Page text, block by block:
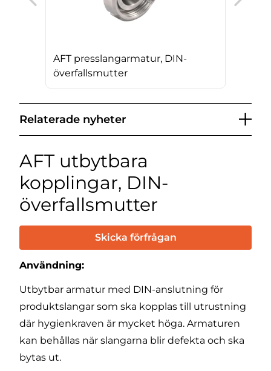
AFT presslangarmatur, DIN-
överfallsmutter
Relaterade nyheter
AFT utbytbara
kopplingar, DIN-
överfallsmutter
Skicka förfrågan
Användning:
Utbytbar armatur med DIN-anslutning för
produktslangar som ska kopplas till utrustning
där hygienkraven är mycket höga. Armaturen
kan behållas när slangarna blir defekta och ska
bytas ut.